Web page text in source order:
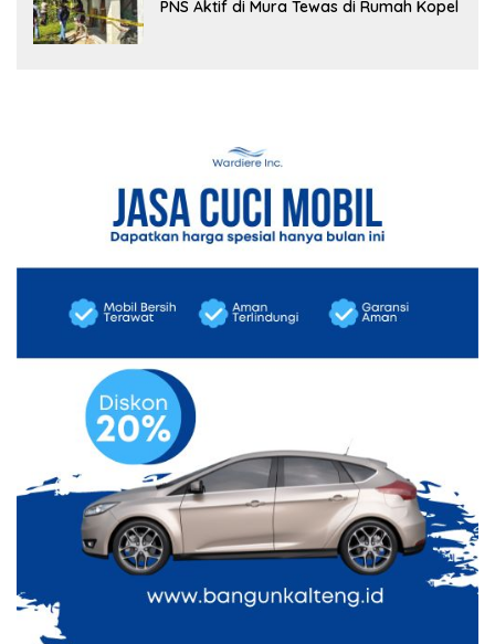
PNS Aktif di Mura Tewas di Rumah Kopel